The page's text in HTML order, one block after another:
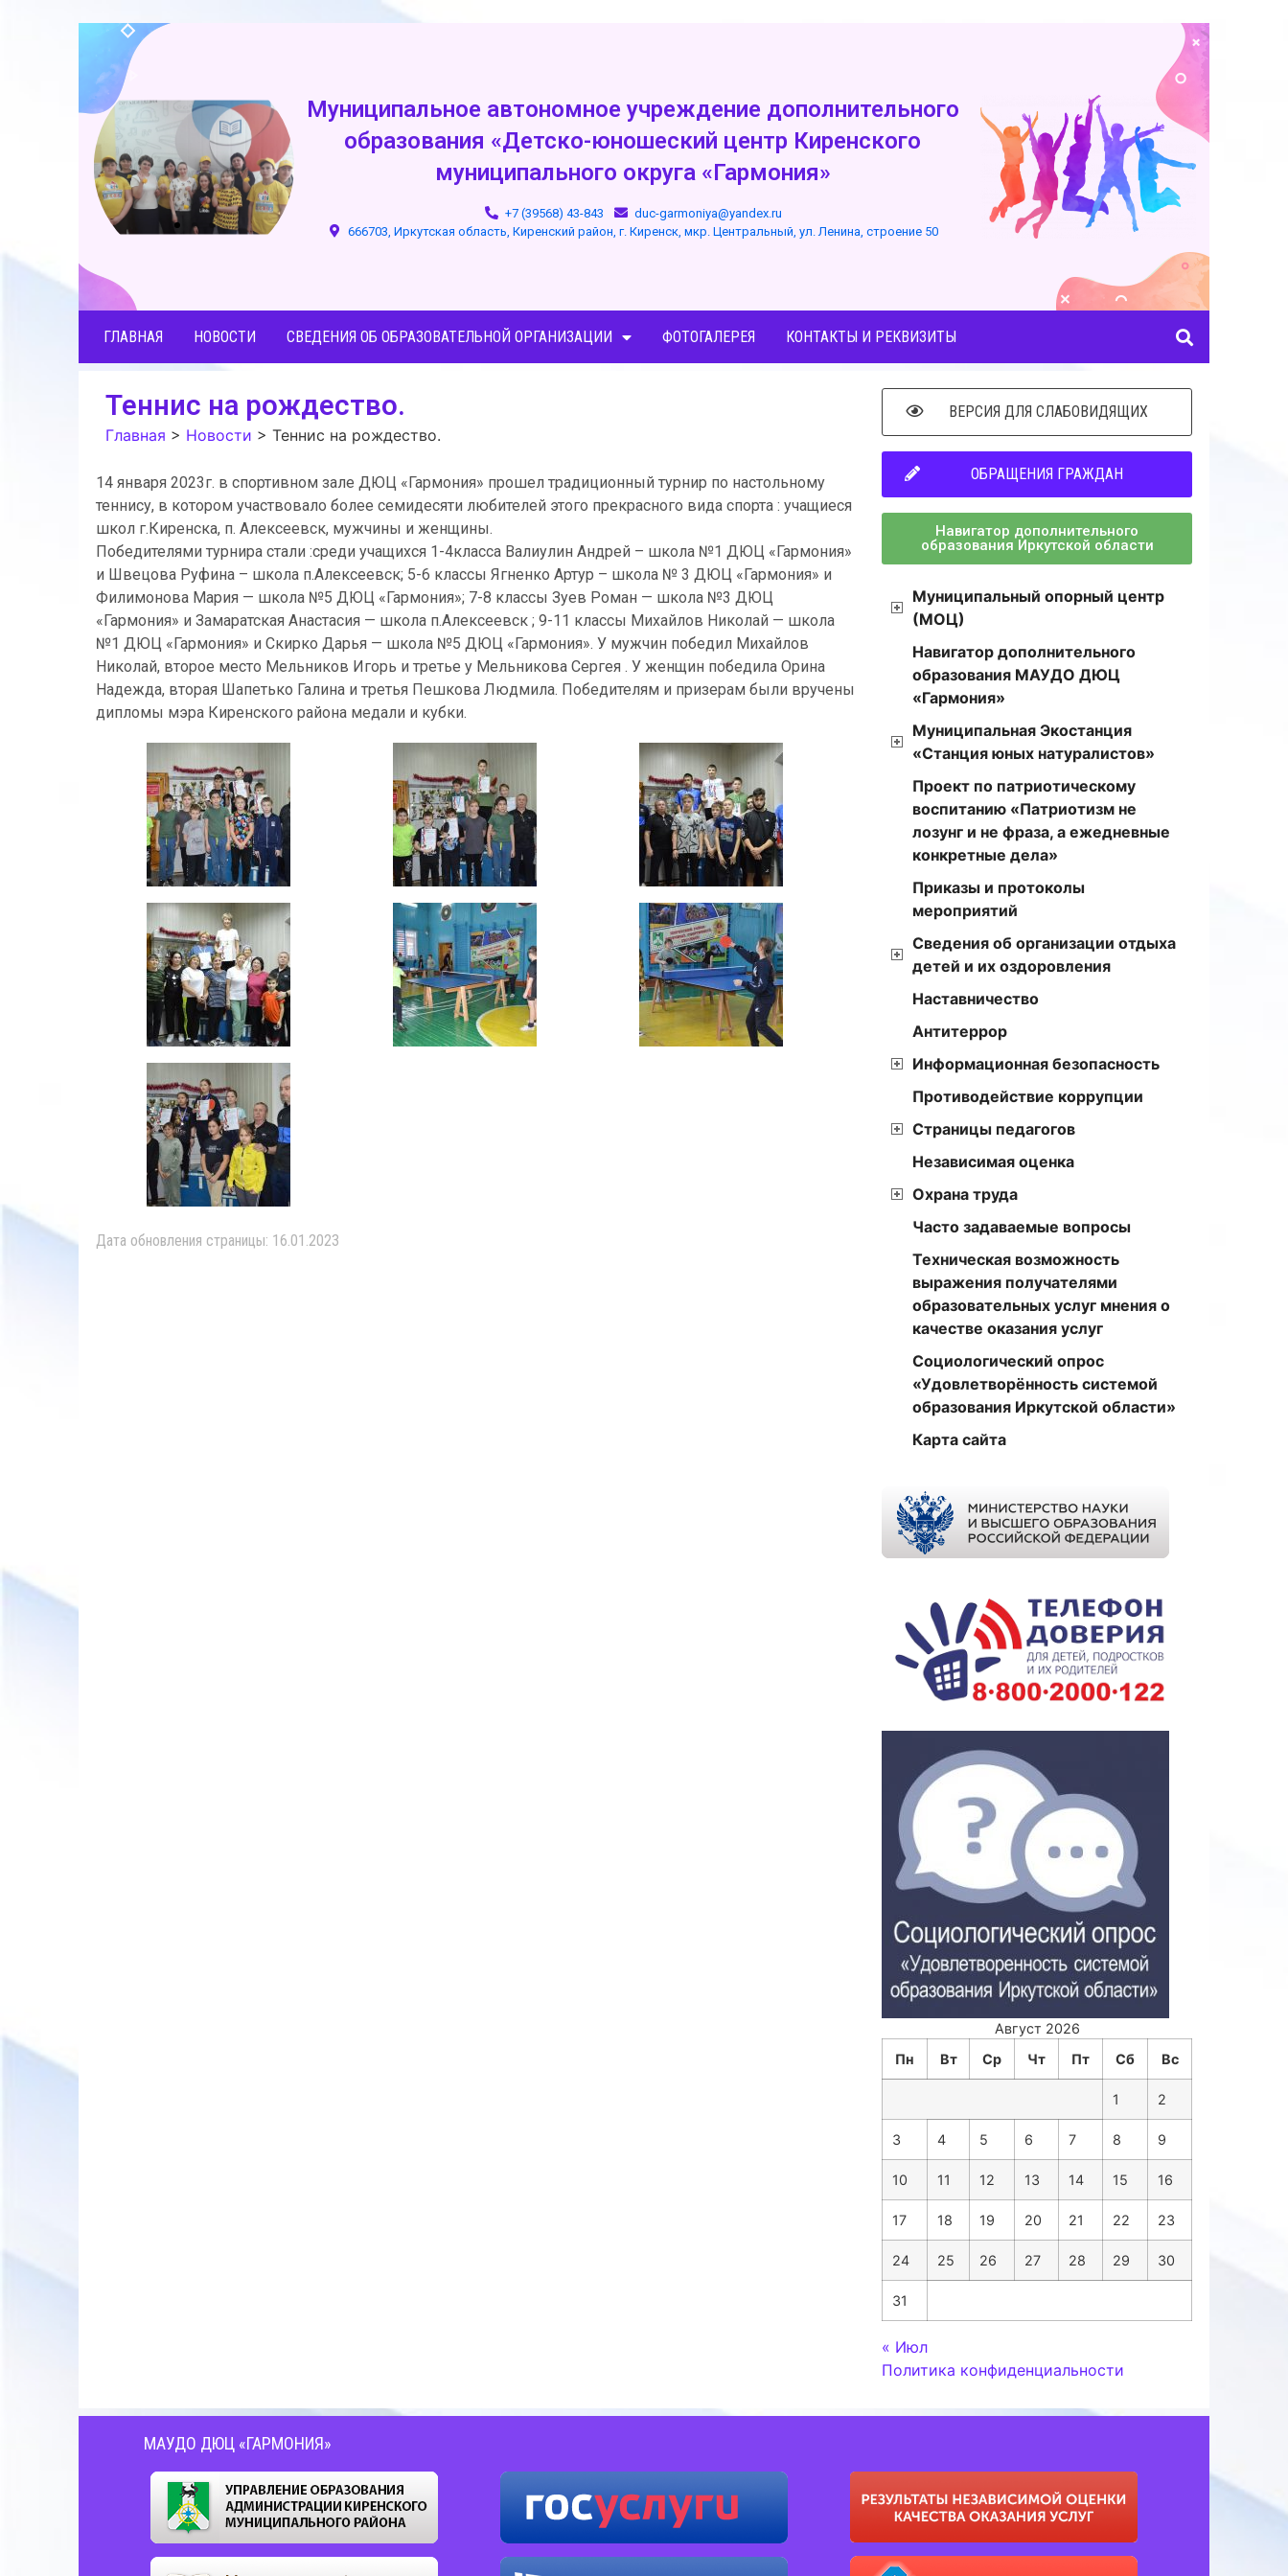
Муниципальное автономное учреждение дополнительного
образования «Детско-юношеский центр Киренского
муниципального округа «Гармония»
+7 (39568) 43-843
duc-garmoniya@yandex.ru
666703, Иркутская область, Киренский район, г. Киренск, мкр. Центральный, ул. Ленина, строение 50
ГЛАВНАЯ НОВОСТИ СВЕДЕНИЯ ОБ ОБРАЗОВАТЕЛЬНОЙ ОРГАНИЗАЦИИ ФОТОГАЛЕРЕЯ КОНТАКТЫ И РЕКВИЗИТЫ
Теннис на рождество.
Главная > Новости > Теннис на рождество.
14 января 2023г. в спортивном зале ДЮЦ «Гармония» прошел традиционный турнир по настольному
теннису, в котором участвовало более семидесяти любителей этого прекрасного вида спорта : учащиеся
школ г.Киренска, п. Алексеевск, мужчины и женщины.
Победителями турнира стали :среди учащихся 1-4класса Валиулин Андрей – школа №1 ДЮЦ «Гармония»
и Швецова Руфина – школа п.Алексеевск; 5-6 классы Ягненко Артур – школа № 3 ДЮЦ «Гармония» и
Филимонова Мария — школа №5 ДЮЦ «Гармония»; 7-8 классы Зуев Роман — школа №3 ДЮЦ
«Гармония» и Замаратская Анастасия — школа п.Алексеевск ; 9-11 классы Михайлов Николай — школа
№1 ДЮЦ «Гармония» и Скирко Дарья — школа №5 ДЮЦ «Гармония». У мужчин победил Михайлов
Николай, второе место Мельников Игорь и третье у Мельникова Сергея . У женщин победила Орина
Надежда, вторая Шапетько Галина и третья Пешкова Людмила. Победителям и призерам были вручены
дипломы мэра Киренского района медали и кубки.
Дата обновления страницы: 16.01.2023
ВЕРСИЯ ДЛЯ СЛАБОВИДЯЩИХ
ОБРАЩЕНИЯ ГРАЖДАН
Навигатор дополнительного
образования Иркутской области
Муниципальный опорный центр
(МОЦ)
Навигатор дополнительного
образования МАУДО ДЮЦ
«Гармония»
Муниципальная Экостанция
«Станция юных натуралистов»
Проект по патриотическому
воспитанию «Патриотизм не
лозунг и не фраза, а ежедневные
конкретные дела»
Приказы и протоколы
мероприятий
Сведения об организации отдыха
детей и их оздоровления
Наставничество
Антитеррор
Информационная безопасность
Противодействие коррупции
Страницы педагогов
Независимая оценка
Охрана труда
Часто задаваемые вопросы
Техническая возможность
выражения получателями
образовательных услуг мнения о
качестве оказания услуг
Социологический опрос
«Удовлетворённость системой
образования Иркутской области»
Карта сайта
Август 2026
Пн
Вт Ср Чт Пт Сб Вс
1 2
3 4 5 6 7 8 9
10 11 12 13 14 15 16
17 18 19 20 21 22 23
24 25 26 27 28 29 30
31
« Июл
Политика конфиденциальности
МАУДО ДЮЦ «ГАРМОНИЯ»